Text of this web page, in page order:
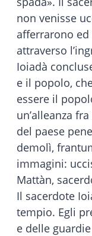
non venisse
afferrarono ed
attraverso
Ioiadà
e il popolo,
essere il
un’alleanza
del paese
demolì,
immagini:
Mattàn,
Il sacerdote
tempio. Egli
e delle